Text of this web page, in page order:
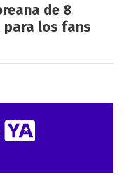
de 8
para los fans